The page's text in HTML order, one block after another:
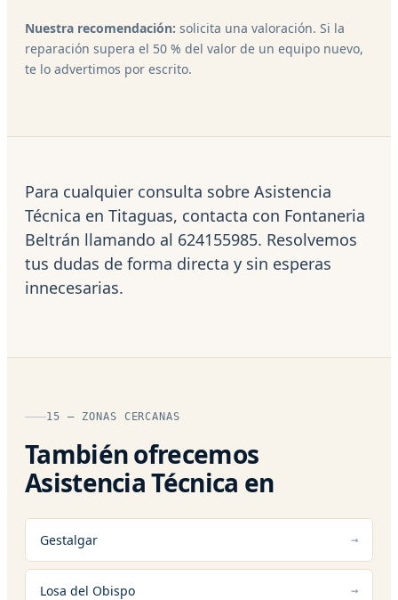
Nuestra recomendación: solicita una valoración. Si la
reparación supera el 50 % del valor de un equipo nuevo,
te lo advertimos por escrito.
Para cualquier consulta sobre Asistencia
Técnica en Titaguas, contacta con Fontaneria
Beltrán llamando al 624155985. Resolvemos
tus dudas de forma directa y sin esperas
innecesarias.
15 — ZONAS CERCANAS
También ofrecemos
Asistencia Técnica en
Gestalgar
Losa del Obispo